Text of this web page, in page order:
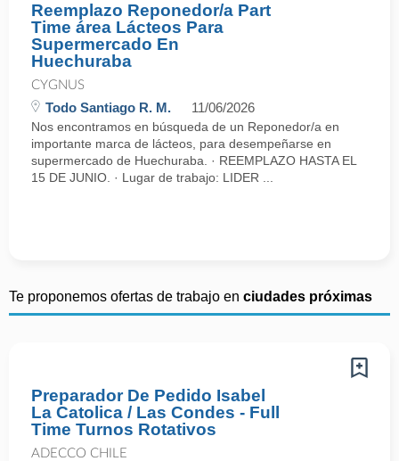
Reemplazo Reponedor/a Part
Time área Lácteos Para
Supermercado En
Huechuraba
CYGNUS
Todo Santiago R. M. 11/06/2026
Nos encontramos en búsqueda de un Reponedor/a en
importante marca de lácteos, para desempeñarse en
supermercado de Huechuraba. · REEMPLAZO HASTA EL
15 DE JUNIO. · Lugar de trabajo: LIDER ...
Te proponemos ofertas de trabajo en ciudades próximas
Preparador De Pedido Isabel
La Catolica / Las Condes - Full
Time Turnos Rotativos
ADECCO CHILE